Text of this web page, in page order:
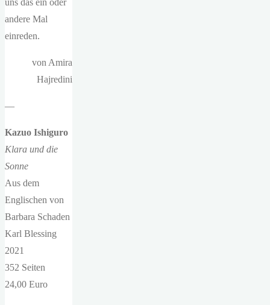
uns das ein oder
andere Mal
einreden.
von Amira
Hajredini
—
Kazuo Ishiguro
Klara und die
Sonne
Aus dem
Englischen von
Barbara Schaden
Karl Blessing
2021
352 Seiten
24,00 Euro